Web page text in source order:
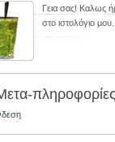
Γεια σας! Καλως
στο ιστολόγιο μου.
πληροφορίες